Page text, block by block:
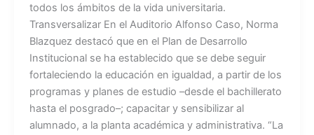
todos los ámbitos de la vida universitaria.
Transversalizar En el Auditorio Alfonso Caso, Norma
Blazquez destacó que en el Plan de Desarrollo
Institucional se ha establecido que se debe seguir
fortaleciendo la educación en igualdad, a partir de los
programas y planes de estudio –desde el bachillerato
hasta el posgrado–; capacitar y sensibilizar al
alumnado, a la planta académica y administrativa. “La